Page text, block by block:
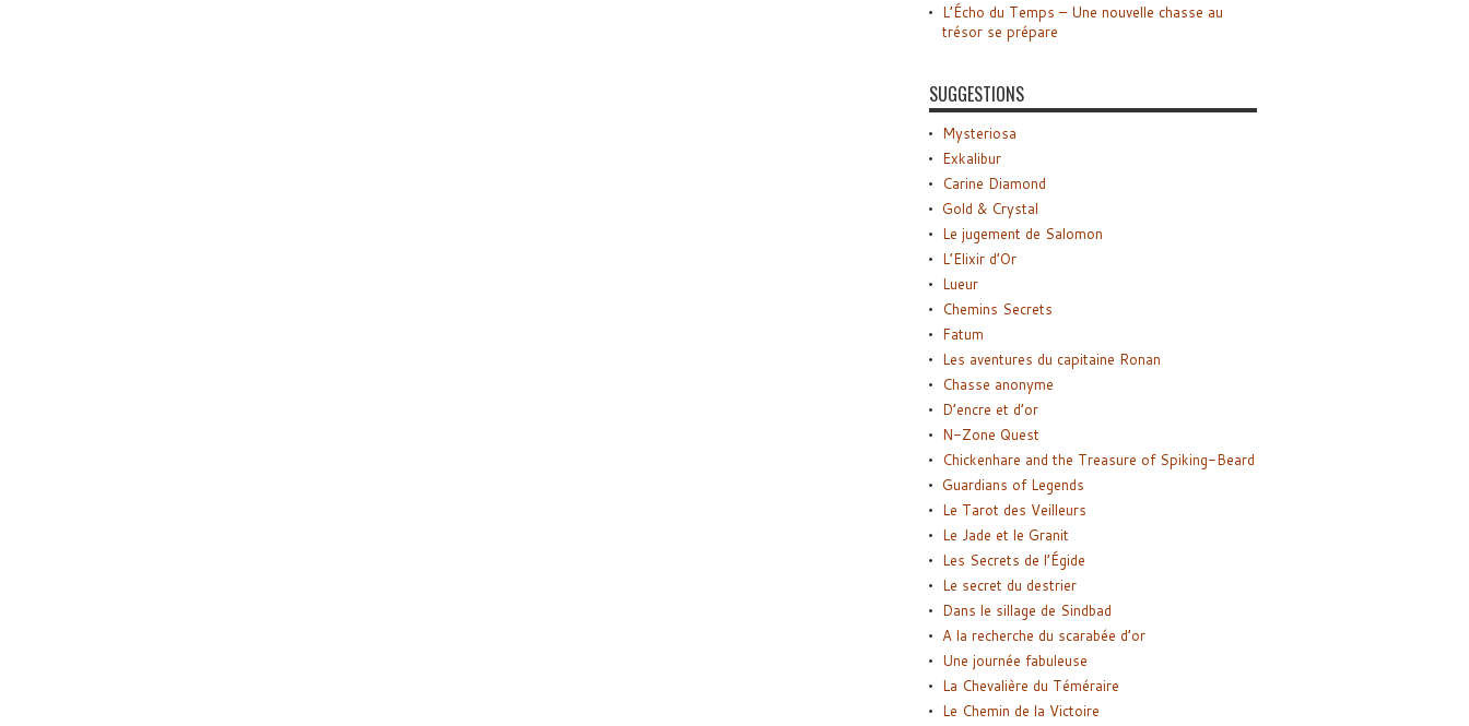
L’Écho du Temps – Une nouvelle chasse au
trésor se prépare
SUGGESTIONS
Mysteriosa
Exkalibur
Carine Diamond
Gold & Crystal
Le jugement de Salomon
L’Elixir d’Or
Lueur
Chemins Secrets
Fatum
Les aventures du capitaine Ronan
Chasse anonyme
D’encre et d’or
N-Zone Quest
Chickenhare and the Treasure of Spiking-Beard
Guardians of Legends
Le Tarot des Veilleurs
Le Jade et le Granit
Les Secrets de l’Égide
Le secret du destrier
Dans le sillage de Sindbad
A la recherche du scarabée d’or
Une journée fabuleuse
La Chevalière du Téméraire
Le Chemin de la Victoire